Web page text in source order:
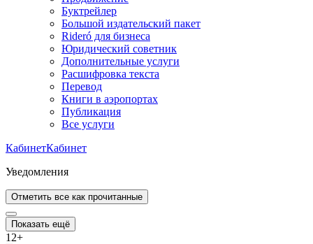
Буктрейлер
Большой издательский пакет
Rideró для бизнеса
Юридический советник
Дополнительные услуги
Расшифровка текста
Перевод
Книги в аэропортах
Публикация
Все услуги
КабинетКабинет
Уведомления
Отметить все как прочитанные
Показать ещё
12+